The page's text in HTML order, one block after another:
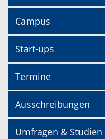
Campus
Start-ups
Termine
Ausschreibungen
Umfragen & Studien